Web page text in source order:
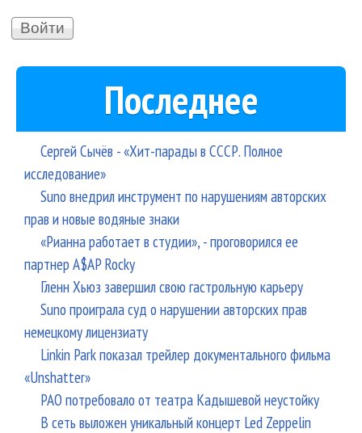
Последнее
Сергей Сычёв - «Хит-парады в СССР. Полное
исследование»
Suno внедрил инструмент по нарушениям авторских
прав и новые водяные знаки
«Рианна работает в студии», - проговорился ее
партнер A$AP Rocky
Гленн Хьюз завершил свою гастрольную карьеру
Suno проиграла суд о нарушении авторских прав
немецкому лицензиату
Linkin Park показал трейлер документального фильма
«Unshatter»
РАО потребовало от театра Кадышевой неустойку
В сеть выложен уникальный концерт Led Zeppelin